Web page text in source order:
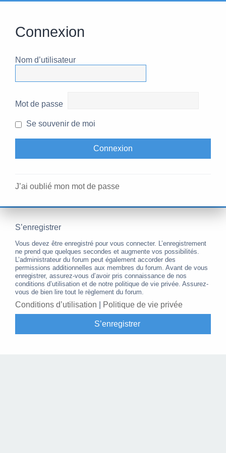
Connexion
Nom d’utilisateur
Mot de passe
Se souvenir de moi
J’ai oublié mon mot de passe
S’enregistrer
Vous devez être enregistré pour vous connecter. L’enregistrement
ne prend que quelques secondes et augmente vos possibilités.
L’administrateur du forum peut également accorder des
permissions additionnelles aux membres du forum. Avant de vous
enregistrer, assurez-vous d’avoir pris connaissance de nos
conditions d’utilisation et de notre politique de vie privée. Assurez-
vous de bien lire tout le règlement du forum.
Conditions d’utilisation Politique de vie privée
S’enregistrer